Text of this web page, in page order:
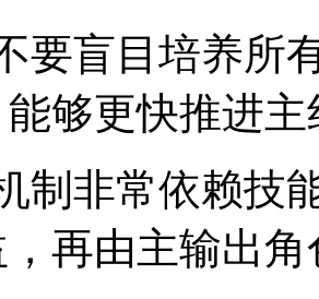
要盲目培养所
够更快推进
制非常依赖技
再由主输出